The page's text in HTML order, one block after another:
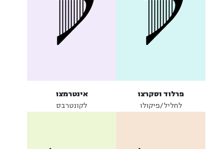
פרלוד וסקרצו
לחליל/פיקולו
אינטרמצו
לקונטרבס